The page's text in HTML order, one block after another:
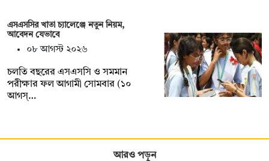
এসএসসির খাতা চ্যালেঞ্জে নতুন নিয়ম,
আবেদন যেভাবে
০৮ আগস্ট ২০২৬
চলতি বছরের এসএসসি ও সমমান
পরীক্ষার ফল আগামী সোমবার (১০
আগস্…
আরও পড়ুন